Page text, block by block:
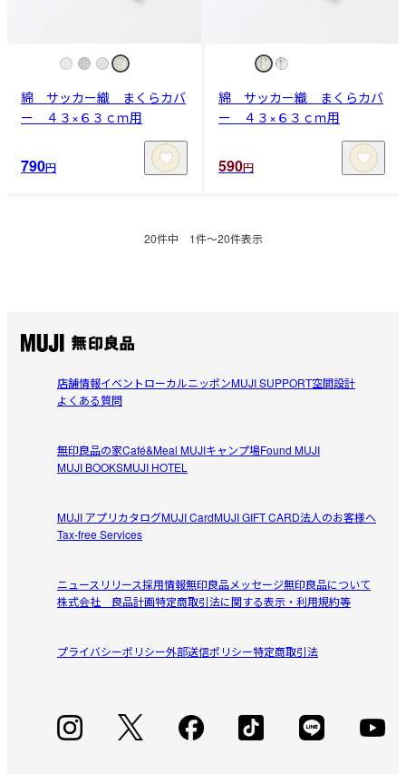
綿 サッカー織 まくらカバ
ー ４３×６３ｃｍ用
790円
綿 サッカー織 まくらカバ
ー ４３×６３ｃｍ用
590円
20件中 1件〜20件表示
店舗情報イベントローカルニッポンMUJI SUPPORT空間設計
よくある質問
無印良品の家Café&Meal MUJIキャンプ場Found MUJI
MUJI BOOKSMUJI HOTEL
MUJI アプリカタログMUJI CardMUJI GIFT CARD法人のお客様へ
Tax-free Services
ニュースリリース採用情報無印良品メッセージ無印良品について
株式会社 良品計画特定商取引法に関する表示・利用規約等
プライバシーポリシー外部送信ポリシー特定商取引法